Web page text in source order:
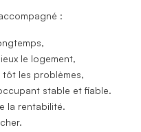
:
le logement,
tôt les problèmes,
stable et fiable.
la rentabilité.